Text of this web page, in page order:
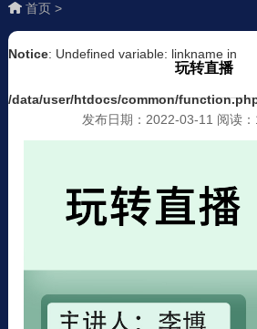
首页 >
Notice: Undefined variable: linkname in
/data/user/htdocs/common/
玩转直播
发布日期：2022-03-11 阅读